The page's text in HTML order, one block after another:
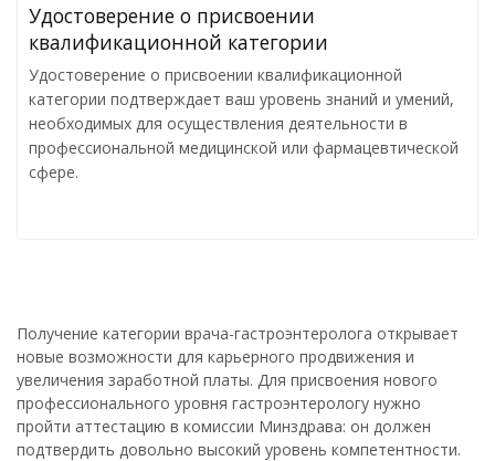
Удостоверение о присвоении
квалификационной категории
Удостоверение о присвоении квалификационной
категории подтверждает ваш уровень знаний и умений,
необходимых для осуществления деятельности в
профессиональной медицинской или фармацевтической
сфере.
Получение категории врача-гастроэнтеролога открывает
новые возможности для карьерного продвижения и
увеличения заработной платы. Для присвоения нового
профессионального уровня гастроэнтерологу нужно
пройти аттестацию в комиссии Минздрава: он должен
подтвердить довольно высокий уровень компетентности.